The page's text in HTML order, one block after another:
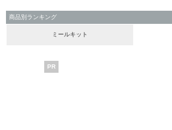
商品別ランキング
ミールキット
PR